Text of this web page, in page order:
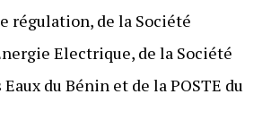
régulation, de la Société
Electrique, de la Société
du Bénin et de la POSTE du